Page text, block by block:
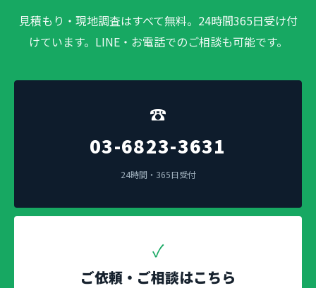
見積もり・現地調査はすべて無料。24時間365日受け付
けています。LINE・お電話でのご相談も可能です。
☎
03-6823-3631
24時間・365日受付
✓
ご依頼・ご相談はこちら